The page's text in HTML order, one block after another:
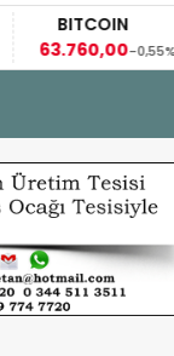
BITCOIN
63.760,00-0,55%